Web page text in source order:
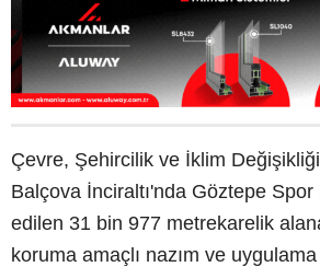
Çevre, Şehircilik ve İklim Değişikliği
Balçova İnciraltı'nda Göztepe
edilen 31 bin 977 metrekarelik
koruma amaçlı nazım ve uygulama